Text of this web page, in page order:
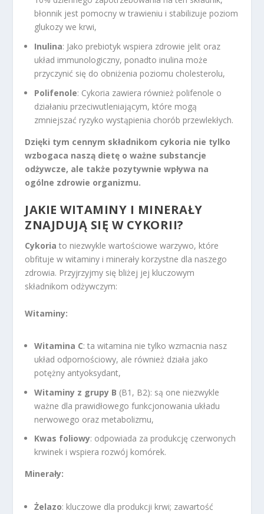
błonnik jest pomocny w trawieniu i stabilizuje poziom
glukozy we krwi,
Inulina: Jako prebiotyk wspiera zdrowie jelit oraz
układ immunologiczny, ponadto inulina może
przyczynić się do obniżenia poziomu cholesterolu,
Polifenole: Cykoria zawiera również polifenole o
działaniu przeciwutleniającym, które mogą
zmniejszać ryzyko wystąpienia chorób przewlekłych.
Dzięki tym cennym składnikom cykoria nie tylko
wzbogaca naszą dietę o ważne substancje
odżywcze, ale także pozytywnie wpływa na
ogólne zdrowie organizmu.
JAKIE WITAMINY I MINERAŁY
ZNAJDUJĄ SIĘ W CYKORII?
Cykoria to niezwykle wartościowe warzywo, które
obfituje w witaminy i minerały korzystne dla naszego
zdrowia. Przyjrzyjmy się bliżej jej kluczowym
składnikom odżywczym:
Witaminy:
Witamina C: ta witamina nie tylko wzmacnia nasz
układ odpornościowy, ale również działa jako
potężny antyoksydant,
Witaminy z grupy B (B1, B2): są one niezwykle
ważne dla prawidłowego funkcjonowania układu
nerwowego oraz metabolizmu,
Kwas foliowy: odpowiada za produkcję czerwonych
krwinek i wspiera rozwój komórek.
Minerały:
Żelazo: kluczowe dla produkcji krwi; zawartość